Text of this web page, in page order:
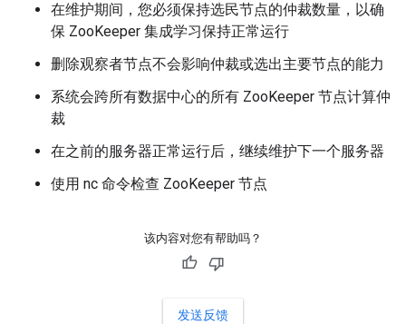
在维护期间，您必须保持选民节点的仲裁数量，以确
保 ZooKeeper 集成学习保持正常运行
删除观察者节点不会影响仲裁或选出主要节点的能力
系统会跨所有数据中心的所有 ZooKeeper 节点计算仲
裁
在之前的服务器正常运行后，继续维护下一个服务器
使用 nc 命令检查 ZooKeeper 节点
该内容对您有帮助吗？
发送反馈